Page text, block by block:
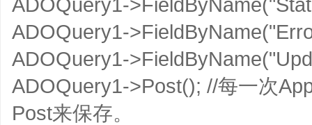
ADOQuery1-
ADOQuery1-
ADOQuery1-
ADOQuery1->Post(); //每一次
Post来保存。